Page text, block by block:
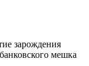
зарождения
мешка